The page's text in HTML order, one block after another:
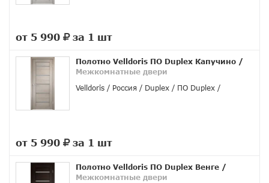
от 5 990
за 1 шт
Полотно Velldoris ПО Duplex Капучино /
Межкомнатные двери
Velldoris
Россия Duplex ПО Duplex
от 5 990
за 1 шт
Полотно Velldoris ПО Duplex Венге /
Межкомнатные двери